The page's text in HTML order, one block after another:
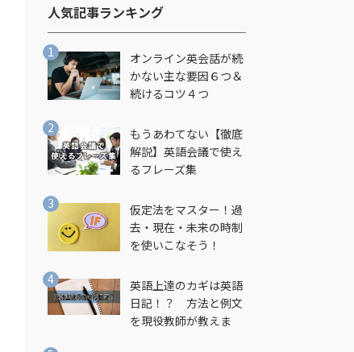
人気記事ランキング​
オンライン英会話が続
かない主な要因６つ＆
続けるコツ４つ
もうあわてない【徹底
解説】英語会議で使え
るフレーズ集
仮定法をマスター！過
去・現在・未来の時制
を使いこなそう！
英語上達のカギは英語
日記！？ 方法と例文
を現役教師が教えま